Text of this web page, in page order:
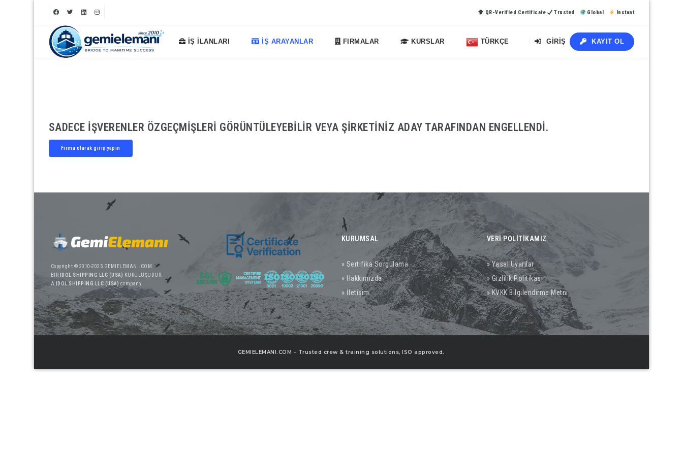
QR-Verified Certificate Trusted Global Instant
İŞ İLANLARI İŞ ARAYANLAR FIRMALAR KURSLAR TÜRKÇE GIRIŞ KAYIT OL
SADECE IŞVERENLER ÖZGEÇMIŞLERI GÖRÜNTÜLEYEBILIR VEYA ŞIRKETINIZ ADAY TARAFINDAN ENGELLENDI.
Firma olarak giriş yapın
Copyright © 2010-2025 GEMIELEMANI.COM
BIR
IDOL SHIPPING LLC (USA) KURULUŞUDUR.
A
IDOL SHIPPING LLC (USA)company.
KURUMSAL
» Sertifika Sorgulama
» Hakkımızda
» İletişim
VERİ POLİTİKAMIZ
» Yasal Uyarılar
» Gizlilik Politikası
» KVKK Bilgilendirme Metni
GEMIELEMANI.COM – Trusted crew & training solutions, ISO approved.